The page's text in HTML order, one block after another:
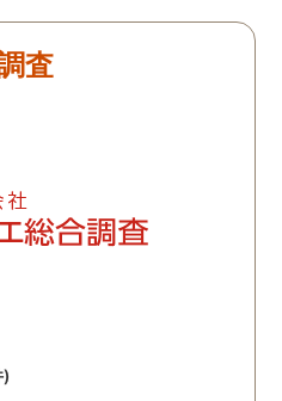
、
た
通
、
れ
い
い
くださり、無理に勧誘し
た。 契約後もこちらの
を遥かに上回るスピーデ
査